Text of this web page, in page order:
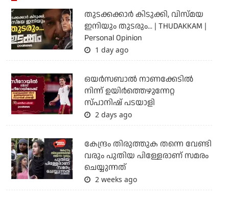
തുടക്കക്കാര്‍ കിടുക്കി, വിസ്മയ
ഇനിയും തുടരും... | THUDAKKAM |
Personal Opinion
1 day ago
ഒയര്‍സബാൽ നാണക്കേടിൽ
നിന്ന് ഉയിർത്തെഴുന്നേറ്റ
സ്പാനിഷ് പടയാളി
2 days ago
കേന്ദ്രം തിരുത്തുക തന്നെ വേണ്ടി
വരും പുതിയ പിള്ളേരാണ് സമരം
ചെയ്യുന്നത്
2 weeks ago